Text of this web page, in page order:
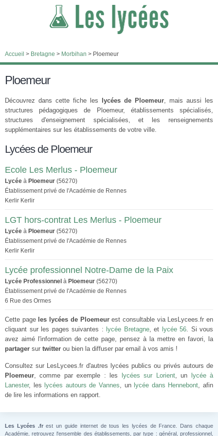
Accueil > Bretagne > Morbihan > Ploemeur
Ploemeur
Découvrez dans cette fiche les lycées de Ploemeur, mais aussi les
structures pédagogiques de Ploemeur, établissements spécialisés,
structures d'enseignement spécialisées, et les renseignements
supplémentaires sur les établissements de votre ville.
Lycées de Ploemeur
Ecole Les Merlus - Ploemeur
Lycée à Ploemeur (56270)
Établissement privé de l'Académie de Rennes
Kerlir Kerlir
LGT hors-contrat Les Merlus - Ploemeur
Lycée à Ploemeur (56270)
Établissement privé de l'Académie de Rennes
Kerlir Kerlir
Lycée professionnel Notre-Dame de la Paix
Lycée Professionnel à Ploemeur (56270)
Établissement privé de l'Académie de Rennes
6 Rue des Ormes
Cette page les lycées de Ploemeurest consultable via LesLycees.fr en
cliquant sur les pages suivantes : lycée Bretagne, et lycée 56. Si vous
avez aimé l'information de cette page, pensez à la mettre en favori, la
partager sur twitter ou bien la diffuser par email à vos amis !
Consultez sur LesLycees.fr d'autres lycées publics ou privés autours de
Ploemeur, comme par exemple : les lycées sur Lorient, un
lycée à
Lanester, les lycées autours de Vannes, un lycée dans Hennebont, afin
de lire les informations en rapport.
Les Lycées .frest un guide internet de tous les lycées de France. Dans chaque
Académie, retrouvez l'ensemble des établissements, par type : général, professionnel,